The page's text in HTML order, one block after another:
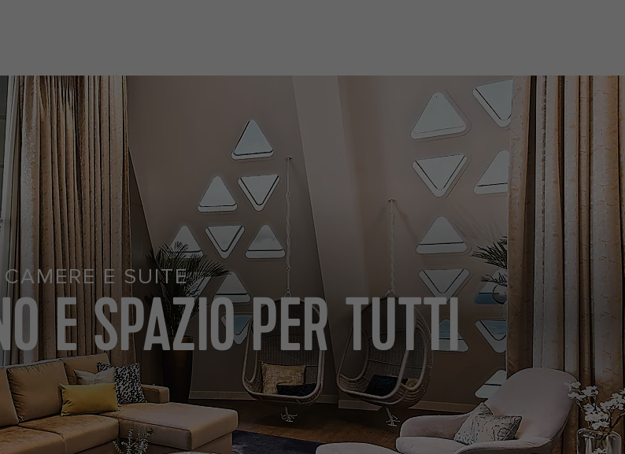
CAMERE E SUITE
E SPAZIO PER TUTTI